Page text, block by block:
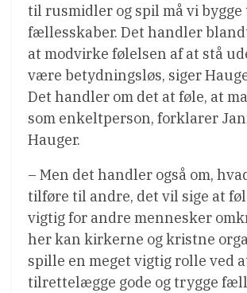
til rusmidler og spil må vi bygge
fællesskaber. Det handler
at modvirke følelsen af at stå
være betydningsløs, siger
Det handler om det at føle, at
som enkeltperson, forklarer
Hauger.
– Men det handler også om,
tilføre til andre, det vil sige at
vigtig for andre mennesker
her kan kirkerne og kristne
spille en meget vigtig rolle ved
tilrettelægge gode og trygge